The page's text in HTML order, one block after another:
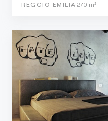
REGGIO EMILIA 270 m²